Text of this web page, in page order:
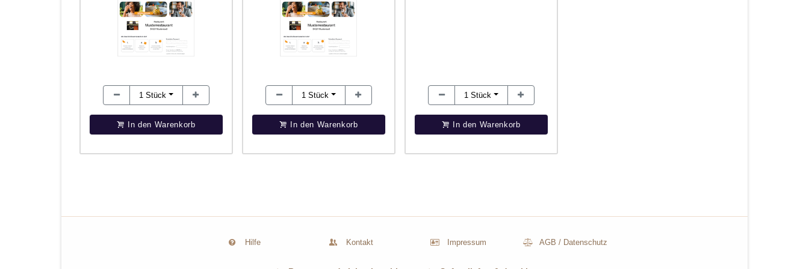
1Stück
In den Warenkorb
1Stück
In den Warenkorb
1Stück
In den Warenkorb
Hilfe Kontakt Impressum AGB / Datenschutz